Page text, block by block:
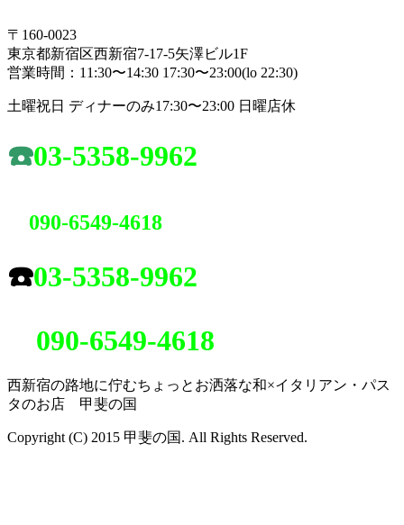
〒160-0023
東京都新宿区西新宿7-17-5矢澤ビル1F
営業時間：11:30〜14:30 17:30〜23:00(lo 22:30)
土曜祝日 ディナーのみ17:30〜23:00 日曜店休
☎️03-5358-9962
090-6549-4618
☎️03-5358-9962
090-6549-4618
西新宿の路地に佇むちょっとお洒落な和×イタリアン・パス
タのお店 甲斐の国
Copyright (C) 2015 甲斐の国. All Rights Reserved.